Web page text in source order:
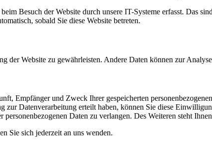
Besuch der Website durch unsere IT-Systeme erfasst. Das
sobald Sie diese Website betreten.
der Website zu gewährleisten. Andere Daten können zur
Empfänger und Zweck Ihrer gespeicherten
zur Datenverarbeitung erteilt haben, können Sie diese
Daten zu verlangen. Des Weiteren steht
Sie sich jederzeit an uns wenden.